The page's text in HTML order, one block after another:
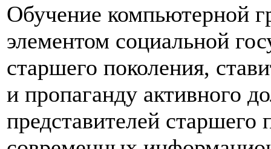
Обучение компьютерной
элементом социальной
старшего поколения,
и пропаганду активного
представителей